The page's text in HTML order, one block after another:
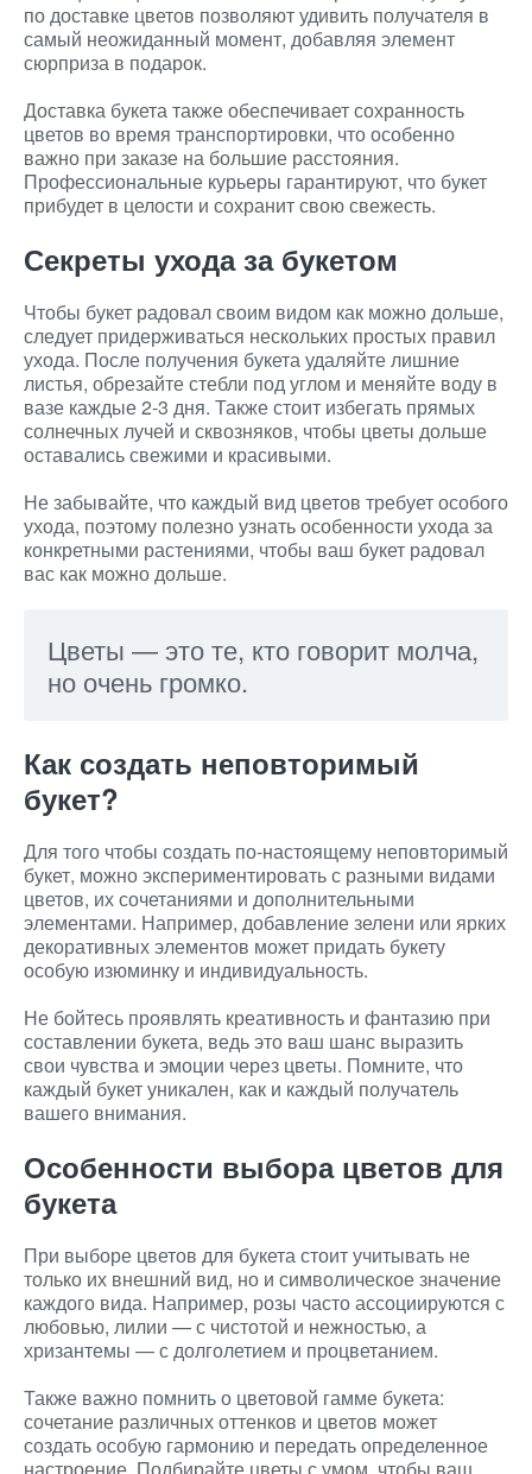
по доставке цветов позволяют удивить получателя в
самый неожиданный момент, добавляя элемент
сюрприза в подарок.
Доставка букета также обеспечивает сохранность
цветов во время транспортировки, что особенно
важно при заказе на большие расстояния.
Профессиональные курьеры гарантируют, что букет
прибудет в целости и сохранит свою свежесть.
Секреты ухода за букетом
Чтобы букет радовал своим видом как можно дольше,
следует придерживаться нескольких простых правил
ухода. После получения букета удаляйте лишние
листья, обрезайте стебли под углом и меняйте воду в
вазе каждые 2-3 дня. Также стоит избегать прямых
солнечных лучей и сквозняков, чтобы цветы дольше
оставались свежими и красивыми.
Не забывайте, что каждый вид цветов требует особого
ухода, поэтому полезно узнать особенности ухода за
конкретными растениями, чтобы ваш букет радовал
вас как можно дольше.
Цветы — это те, кто говорит молча,
но очень громко.
Как создать неповторимый
букет?
Для того чтобы создать по-настоящему неповторимый
букет, можно экспериментировать с разными видами
цветов, их сочетаниями и дополнительными
элементами. Например, добавление зелени или ярких
декоративных элементов может придать букету
особую изюминку и индивидуальность.
Не бойтесь проявлять креативность и фантазию при
составлении букета, ведь это ваш шанс выразить
свои чувства и эмоции через цветы. Помните, что
каждый букет уникален, как и каждый получатель
вашего внимания.
Особенности выбора цветов для
букета
При выборе цветов для букета стоит учитывать не
только их внешний вид, но и символическое значение
каждого вида. Например, розы часто ассоциируются с
любовью, лилии — с чистотой и нежностью, а
хризантемы — с долголетием и процветанием.
Также важно помнить о цветовой гамме букета:
сочетание различных оттенков и цветов может
создать особую гармонию и передать определенное